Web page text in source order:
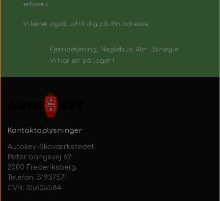
erhverv.
Vi kører også ud til dig på din adresse !
Fjernbetjening, Nøglehus, Alm. Bilnøgle
Vi har alt på lager !
Kontaktoplysninger
Autokey-Skoværkstedet
Peter bangsvej 62
2000 Frederiksberg
Telefon: 51937571
CVR: 35605584